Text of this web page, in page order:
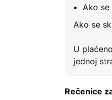
Ako se
Ako se
U
jednoj
Rečenice